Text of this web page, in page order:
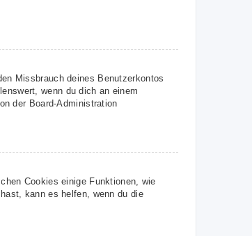
Missbrauch deines Benutzerkontos
wenn du dich an einem
der Board-Administration
Cookies einige Funktionen, wie
kann es helfen, wenn du die